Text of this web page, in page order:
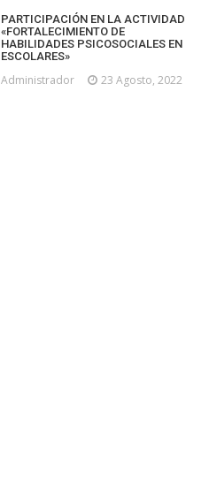
PARTICIPACIÓN EN LA ACTIVIDAD
«FORTALECIMIENTO DE
HABILIDADES PSICOSOCIALES EN
ESCOLARES»
Administrador 23 Agosto, 2022